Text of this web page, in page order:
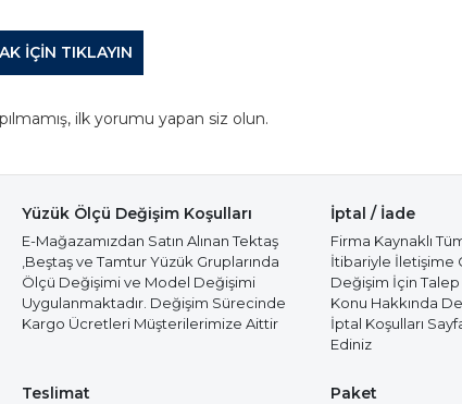
IÇIN TIKLAYIN
ilk yorumu yapan siz olun.
Yüzük Ölçü Değişim Koşulları
E-Mağazamızdan Satın Alınan Tektaş
,Beştaş ve Tamtur Yüzük Gruplarında
Ölçü Değişimi ve Model Değişimi
Uygulanmaktadır. Değişim Sürecinde
Kargo Ücretleri Müşterilerimize Aittir
İptal / İade
Firma Kaynaklı
İtibariyle İletişime
Değişim İçin Talep
Konu Hakkında
İptal Koşulları
Ediniz
Teslimat Paket